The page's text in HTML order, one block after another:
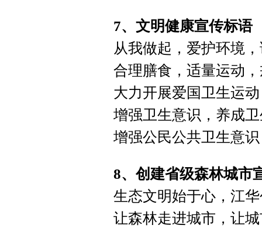
7、文明健康宣传标语
从我做起，爱护环境
合理膳食，适量运动
大力开展爱国卫生运
增强卫生意识，养成
增强公民公共卫生意
8、创建省级森林城市
生态文明始于心，江
让森林走进城市，让